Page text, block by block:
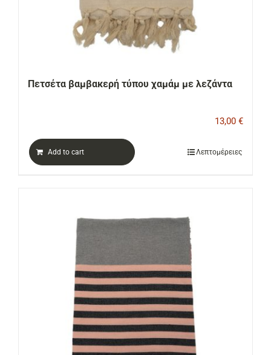
Πετσέτα βαμβακερή τύπου χαμάμ με λεζάντα
13,00 €
Add to cart Λεπτομέρειες